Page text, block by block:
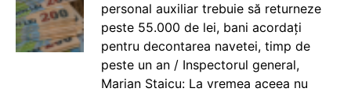
personal auxiliar trebuie să returneze
peste 55.000 de lei, bani acordați
pentru decontarea navetei, timp de
peste un an / Inspectorul general,
Marian Staicu: La vremea aceea nu